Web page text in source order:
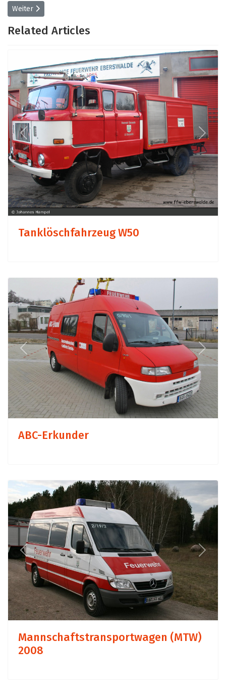
Nächster Beitrag: Tanklöschfahrzeug W50
Weiter
Related Articles
Previous Next
Tanklöschfahrzeug W50
Previous Next
ABC-Erkunder
Previous Next
Mannschaftstransportwagen (MTW)
2008